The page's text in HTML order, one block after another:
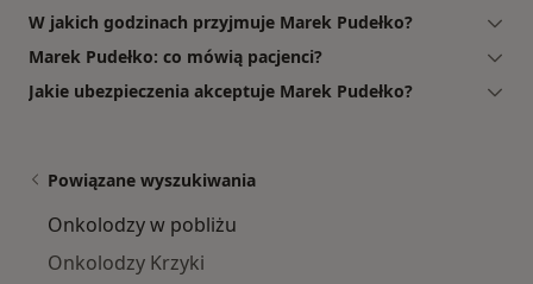
W jakich godzinach przyjmuje Marek Pudełko?
Marek Pudełko: co mówią pacjenci?
Jakie ubezpieczenia akceptuje Marek Pudełko?
Powiązane wyszukiwania
Onkolodzy w pobliżu
Onkolodzy Krzyki